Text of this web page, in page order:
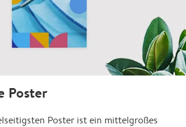
Poster
Poster ist ein mittelgroßes